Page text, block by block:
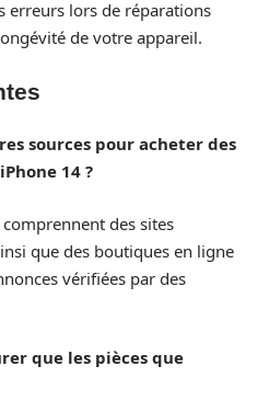
erreurs lors de réparations
de votre appareil.
sources pour acheter des
14 ?
des sites
que des boutiques en ligne
vérifiées par des
que les pièces que